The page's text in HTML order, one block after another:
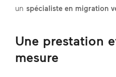
un spécialiste en migration
Une prestation
mesure